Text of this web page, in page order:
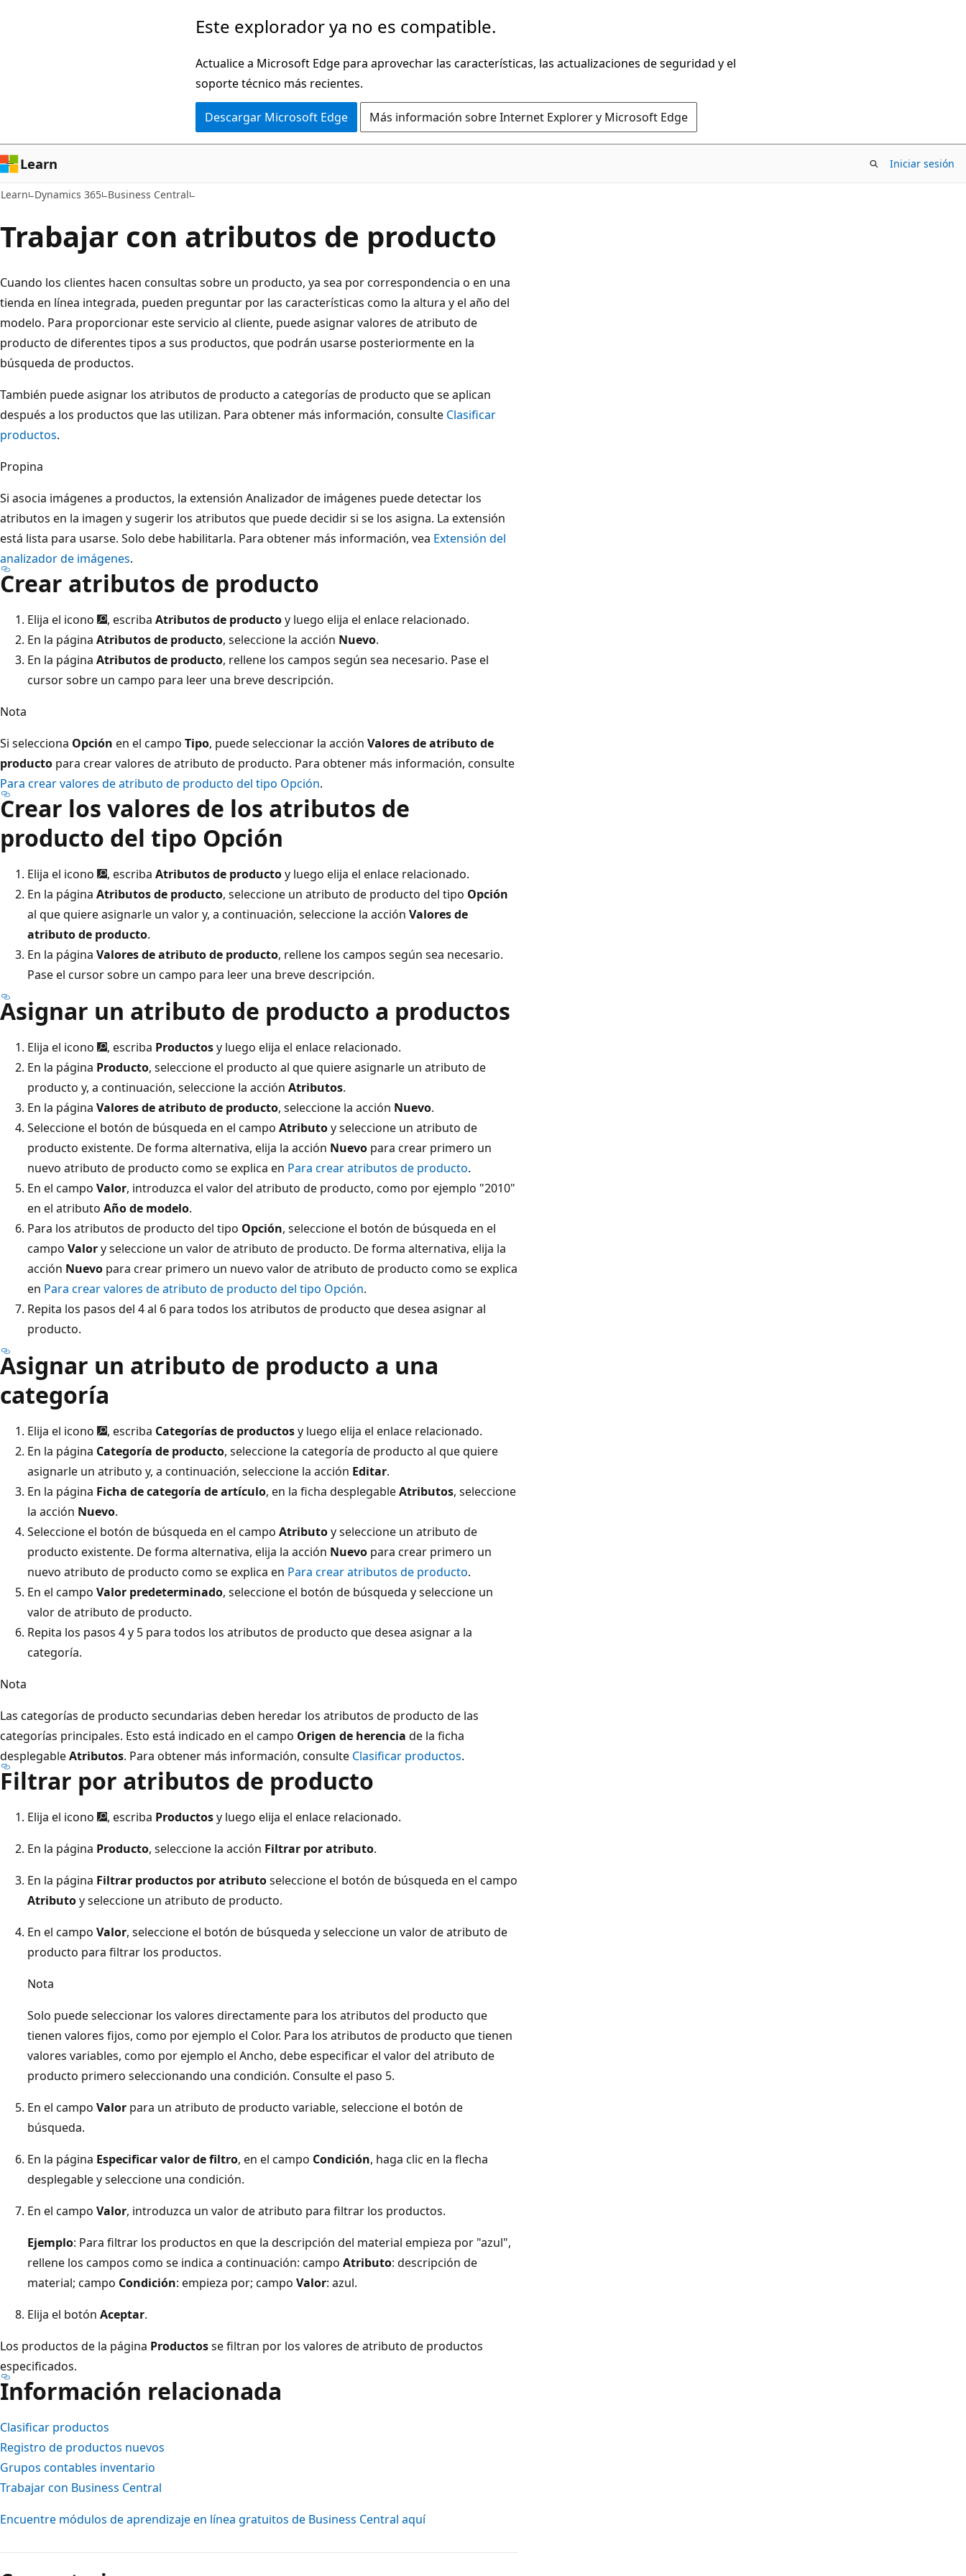
Este explorador ya no es compatible.
Actualice a Microsoft Edge para aprovechar las características, las actualizaciones de seguridad y el
soporte técnico más recientes.
Descargar Microsoft Edge Más información sobre Internet Explorer y Microsoft Edge
Learn Iniciar sesión
Learn Dynamics 365 Business Central
Trabajar con atributos de producto
Cuando los clientes hacen consultas sobre un producto, ya sea por correspondencia o en una
tienda en línea integrada, pueden preguntar por las características como la altura y el año del
modelo. Para proporcionar este servicio al cliente, puede asignar valores de atributo de
producto de diferentes tipos a sus productos, que podrán usarse posteriormente en la
búsqueda de productos.
También puede asignar los atributos de producto a categorías de producto que se aplican
después a los productos que las utilizan. Para obtener más información, consulte Clasificar
productos.
Propina
Si asocia imágenes a productos, la extensión Analizador de imágenes puede detectar los
atributos en la imagen y sugerir los atributos que puede decidir si se los asigna. La extensión
está lista para usarse. Solo debe habilitarla. Para obtener más información, vea Extensión del
analizador de imágenes.
Crear atributos de producto
Elija el icono , escriba Atributos de productoy luego elija el enlace relacionado.
En la página Atributos de producto, seleccione la acción Nuevo.
En la página Atributos de producto, rellene los campos según sea necesario. Pase el
cursor sobre un campo para leer una breve descripción.
Nota
Si selecciona Opción en el campo Tipo, puede seleccionar la acción Valores de atributo de
producto para crear valores de atributo de producto. Para obtener más información, consulte
Para crear valores de atributo de producto del tipo Opción.
Crear los valores de los atributos de
producto del tipo Opción
Elija el icono , escriba Atributos de productoy luego elija el enlace relacionado.
En la página Atributos de producto, seleccione un atributo de producto del tipo Opción
al que quiere asignarle un valor y, a continuación, seleccione la acción Valores de
atributo de producto.
En la página Valores de atributo de producto, rellene los campos según sea necesario.
Pase el cursor sobre un campo para leer una breve descripción.
Asignar un atributo de producto a productos
Elija el icono , escriba Productosy luego elija el enlace relacionado.
En la página Producto, seleccione el producto al que quiere asignarle un atributo de
producto y, a continuación, seleccione la acción Atributos.
En la página Valores de atributo de producto, seleccione la acción Nuevo.
Seleccione el botón de búsqueda en el campo Atributoy seleccione un atributo de
producto existente. De forma alternativa, elija la acción Nuevo para crear primero un
nuevo atributo de producto como se explica en Para crear atributos de producto.
En el campo Valor, introduzca el valor del atributo de producto, como por ejemplo "2010"
en el atributo Año de modelo.
Para los atributos de producto del tipo Opción, seleccione el botón de búsqueda en el
campo Valory seleccione un valor de atributo de producto. De forma alternativa, elija la
acción Nuevo para crear primero un nuevo valor de atributo de producto como se explica
en Para crear valores de atributo de producto del tipo Opción.
Repita los pasos del 4 al 6 para todos los atributos de producto que desea asignar al
producto.
Asignar un atributo de producto a una
categoría
Elija el icono , escriba Categorías de productosy luego elija el enlace relacionado.
En la página Categoría de producto, seleccione la categoría de producto al que quiere
asignarle un atributo y, a continuación, seleccione la acción Editar.
En la página Ficha de categoría de artículo, en la ficha desplegableAtributos, seleccione
la acción Nuevo.
Seleccione el botón de búsqueda en el campo Atributoy seleccione un atributo de
producto existente. De forma alternativa, elija la acción Nuevo para crear primero un
nuevo atributo de producto como se explica en Para crear atributos de producto.
En el campo Valor predeterminado, seleccione el botón de búsqueda y seleccione un
valor de atributo de producto.
Repita los pasos 4 y 5 para todos los atributos de producto que desea asignar a la
categoría.
Nota
Las categorías de producto secundarias deben heredar los atributos de producto de las
categorías principales. Esto está indicado en el campo Origen de herencia de la ficha
desplegableAtributos. Para obtener más información, consulte Clasificar productos.
Filtrar por atributos de producto
Elija el icono , escriba Productosy luego elija el enlace relacionado.
En la página Producto, seleccione la acción Filtrar por atributo.
En la página Filtrar productos por atributoseleccione el botón de búsqueda en el campo
Atributoy seleccione un atributo de producto.
En el campo Valor, seleccione el botón de búsqueda y seleccione un valor de atributo de
producto para filtrar los productos.
Nota
Solo puede seleccionar los valores directamente para los atributos del producto que
tienen valores fijos, como por ejemplo el Color. Para los atributos de producto que tienen
valores variables, como por ejemplo el Ancho, debe especificar el valor del atributo de
producto primero seleccionando una condición. Consulte el paso 5.
En el campo Valor para un atributo de producto variable, seleccione el botón de
búsqueda.
En la página Especificar valor de filtro, en el campo Condición, haga clic en la flecha
desplegable y seleccione una condición.
En el campo Valor, introduzca un valor de atributo para filtrar los productos.
Ejemplo: Para filtrar los productos en que la descripción del material empieza por "azul",
rellene los campos como se indica a continuación: campo Atributo: descripción de
material; campo Condición: empieza por; campo Valor: azul.
Elija el botón Aceptar.
Los productos de la página Productosse filtran por los valores de atributo de productos
especificados.
Información relacionada
Clasificar productos
Registro de productos nuevos
Grupos contables inventario
Trabajar con Business Central
Encuentre módulos de aprendizaje en línea gratuitos de Business Central aquí